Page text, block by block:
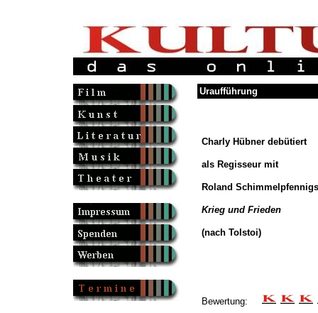
Uraufführung
Charly Hübner debütiert
als Regisseur mit
Roland Schimmelpfennigs
Krieg und Frieden
(nach Tolstoi)
Bewertung: